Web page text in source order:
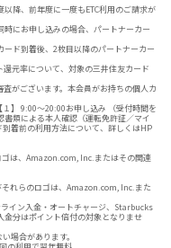
降、前年度に一度もETC利用のご請求が
にお申し込みの場合、パートナーカー
ド到着後、2枚目以降のパートナーカー
元率について、対象の三井住友カード
がございます。本会員がお持ちの個人カ
】 9:00～20:00お申し込み （受付時間を
類による本人確認（運転免許証／マイ
着前の利用方法について、詳しくはHP
は、Amazon.com, Inc.またはその関連
れらのロゴは、Amazon.com, Inc.また
イン入金・オートチャージ、Starbucks
分はポイント倍付の対象となりませ
場合があります。